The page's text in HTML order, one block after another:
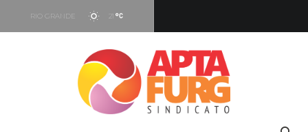
RIO GRANDE 21
- 19:29
Vento
7.66 kt - 293°